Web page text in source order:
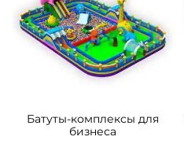
Батуты-комплексы для
бизнеса